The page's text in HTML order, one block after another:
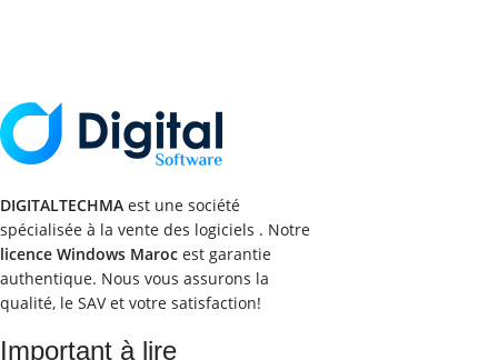
DIGITALTECHMA est une société
spécialisée à la vente des logiciels . Notre
licence Windows Maroc est garantie
authentique. Nous vous assurons la
qualité, le SAV et votre satisfaction!
Important à lire